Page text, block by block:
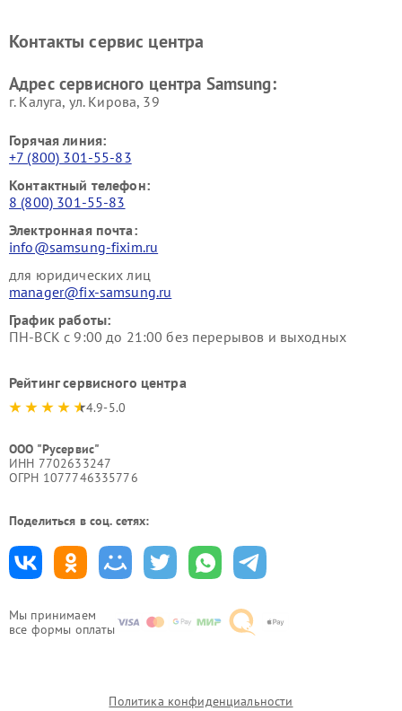
Мы принимаем
все формы оплаты
Контакты сервис центра
Адрес сервисного центра Samsung:
г. Калуга, ул. Кирова, 39
Горячая линия:
+7 (800) 301-55-83
Контактный телефон:
8 (800) 301-55-83
Электронная почта:
info@samsung-fixim.ru
для юридических лиц
manager@fix-samsung.ru
График работы:
ПН-ВСК с 9:00 до 21:00 без перерывов и выходных
Рейтинг сервисного центра
4.9-5.0
ООО "Русервис"
ИНН 7702633247
ОГРН 1077746335776
Поделиться в соц. сетях:
Политика конфиденциальности